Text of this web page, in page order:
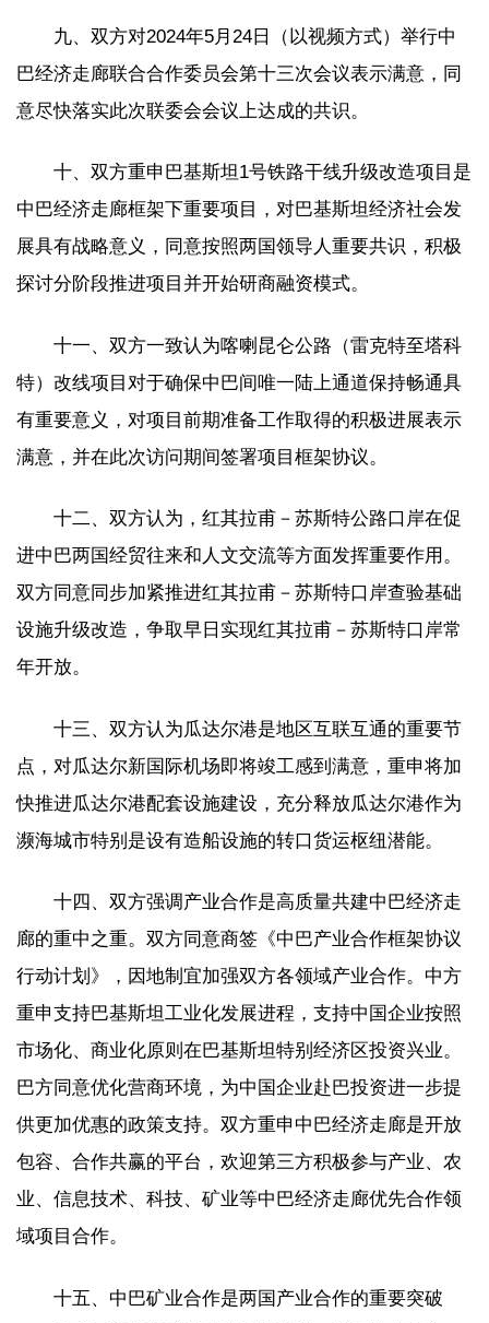
九、双方对2024年5月24日（以视频方式）举行中
巴经济走廊联合合作委员会第十三次会议表示满意，同
意尽快落实此次联委会会议上达成的共识。
十、双方重申巴基斯坦1号铁路干线升级改造项目是
中巴经济走廊框架下重要项目，对巴基斯坦经济社会发
展具有战略意义，同意按照两国领导人重要共识，积极
探讨分阶段推进项目并开始研商融资模式。
十一、双方一致认为喀喇昆仑公路（雷克特至塔科
特）改线项目对于确保中巴间唯一陆上通道保持畅通具
有重要意义，对项目前期准备工作取得的积极进展表示
满意，并在此次访问期间签署项目框架协议。
十二、双方认为，红其拉甫－苏斯特公路口岸在促
进中巴两国经贸往来和人文交流等方面发挥重要作用。
双方同意同步加紧推进红其拉甫－苏斯特口岸查验基础
设施升级改造，争取早日实现红其拉甫－苏斯特口岸常
年开放。
十三、双方认为瓜达尔港是地区互联互通的重要节
点，对瓜达尔新国际机场即将竣工感到满意，重申将加
快推进瓜达尔港配套设施建设，充分释放瓜达尔港作为
濒海城市特别是设有造船设施的转口货运枢纽潜能。
十四、双方强调产业合作是高质量共建中巴经济走
廊的重中之重。双方同意商签《中巴产业合作框架协议
行动计划》，因地制宜加强双方各领域产业合作。中方
重申支持巴基斯坦工业化发展进程，支持中国企业按照
市场化、商业化原则在巴基斯坦特别经济区投资兴业。
巴方同意优化营商环境，为中国企业赴巴投资进一步提
供更加优惠的政策支持。双方重申中巴经济走廊是开放
包容、合作共赢的平台，欢迎第三方积极参与产业、农
业、信息技术、科技、矿业等中巴经济走廊优先合作领
域项目合作。
十五、中巴矿业合作是两国产业合作的重要突破